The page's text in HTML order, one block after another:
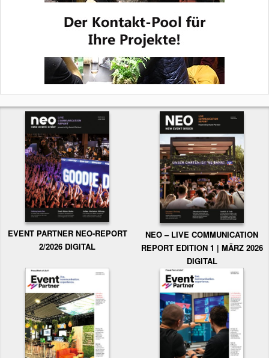
EVENT PARTNER NEO-REPORT
2/2026 DIGITAL
NEO – LIVE COMMUNICATION
REPORT EDITION 1 | MÄRZ 2026
DIGITAL